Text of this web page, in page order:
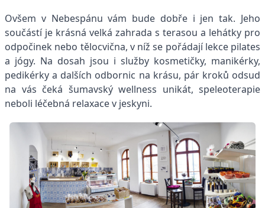
Ovšem v Nebespánu vám bude dobře i jen tak. Jeho
součástí je krásná velká zahrada s terasou a lehátky pro
odpočinek nebo tělocvična, v níž se pořádají lekce pilates
a jógy. Na dosah jsou i služby kosmetičky, manikérky,
pedikérky a dalších odbornic na krásu, pár kroků odsud
na vás čeká šumavský wellness unikát, speleoterapie
neboli léčebná relaxace v jeskyni.